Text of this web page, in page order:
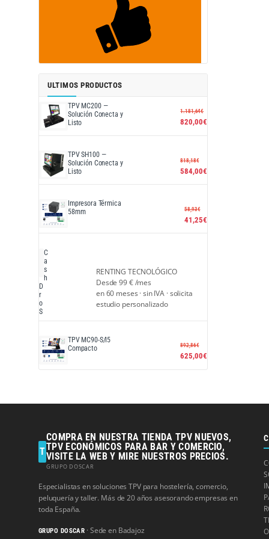
ULTIMOS PRODUCTOS
TPV MC200 —
Solución Conecta y
Listo
820,00€
1.181,64€
TPV SH100 —
Solución Conecta y
Listo
584,00€
818,18€
Impresora Térmica
58mm
41,25€
58,93€
C
a
s
h
D
r
o
S
RENTING TECNOLÓGICO
Desde 99 €/mes
en 60 meses · sin IVA · solicita
estudio personalizado
TPV MC90-S/I5
Compacto
625,00€
892,86€
T
COMPRA EN NUESTRA TIENDA TPV NUEVOS,
TPV ECONÓMICOS PARA BAR Y COMERCIO,
VISITE LA WEB Y MIRE NUESTROS PRECIOS.
GRUPO DOSCAR
Especialistas en soluciones TPV para hostelería, comercio,
peluquería y taller. Más de 20 años asesorando empresas en
toda España.
GRUPO DOSCAR · Sede en Badajoz